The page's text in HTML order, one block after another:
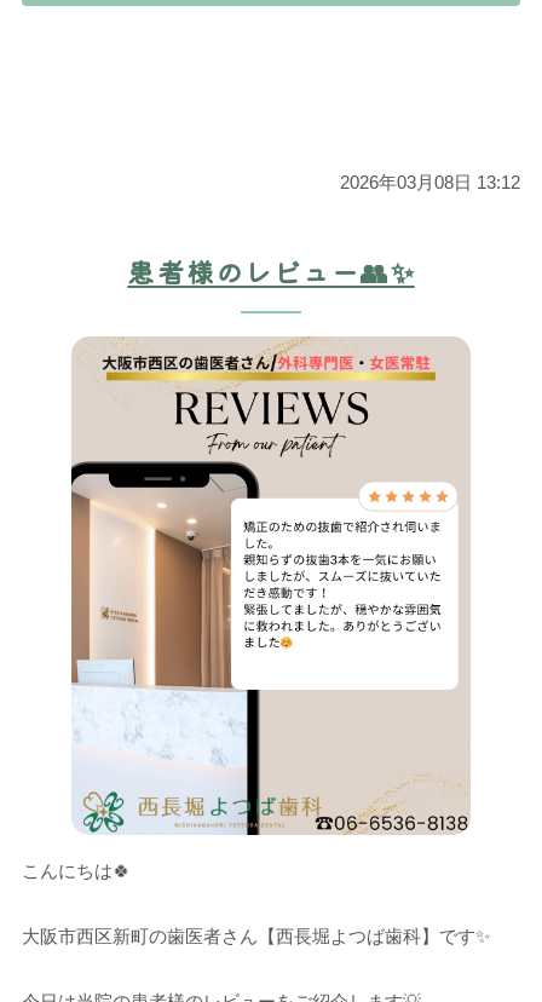
2026年03月08日 13:12
患者様のレビュー👥✨
こんにちは🍀
大阪市西区新町の歯医者さん【西長堀よつば歯科】です✨